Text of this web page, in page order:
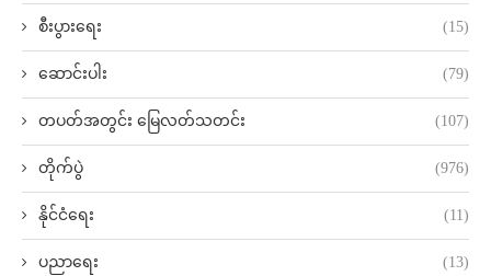
စီးပွားရေး (15)
ဆောင်းပါး (79)
တပတ်အတွင်း မြေလတ်သတင်း (107)
တိုက်ပွဲ (976)
နိုင်ငံရေး (11)
ပညာရေး (13)